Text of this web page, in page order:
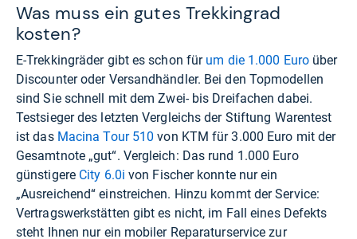
Was muss ein gutes Trekkingrad
kosten?
E-Trekkingräder gibt es schon für um die 1.000 Euroüber
Discounter oder Versandhändler. Bei den Topmodellen
sind Sie schnell mit dem Zwei- bis Dreifachen dabei.
Testsieger des letzten Vergleichs der Stiftung Warentest
ist das Macina Tour 510 von KTM für 3.000 Euro mit der
Gesamtnote „gut“. Vergleich: Das rund 1.000 Euro
günstigere City 6.0i von Fischer konnte nur ein
„Ausreichend“ einstreichen. Hinzu kommt der Service:
Vertragswerkstätten gibt es nicht, im Fall eines Defekts
steht Ihnen nur ein mobiler Reparaturservice zur